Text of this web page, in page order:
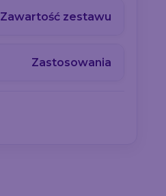
Zawartość zestawu
Zastosowania